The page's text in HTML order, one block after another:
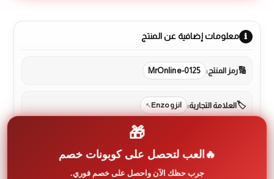
معلومات إضافية عن المنتج
رمز المنتج: MrOnline-0125
العلامة التجارية: انزو Enzo
🎁
العب لتحصل على كوبونات خصم
جرب حظك الآن واحصل على خصم فوري.